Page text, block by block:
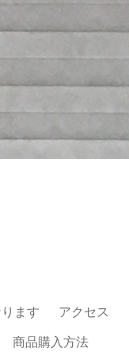
ます アクセス
商品購入方法